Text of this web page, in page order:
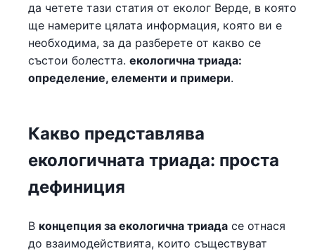
да четете тази статия от еколог Верде, в която
ще намерите цялата информация, която ви е
необходима, за да разберете от какво се
състои болестта. екологична триада:
определение, елементи и примери.
Какво представлява
екологичната триада: проста
дефиниция
В концепция за екологична триада се отнася
до взаимодействията, които съществуват